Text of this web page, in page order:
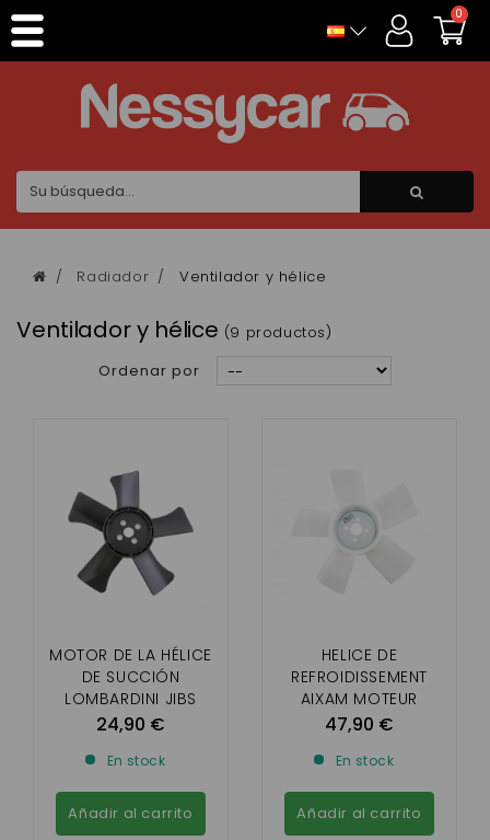
0
Radiador Ventilador y hélice
Ventilador y hélice (9 productos)
Ordenar por
MOTOR DE LA HÉLICE
DE SUCCIÓN
LOMBARDINI JIBS
24,90 €
En stock
Añadir al carrito
HELICE DE
REFROIDISSEMENT
AIXAM MOTEUR
KUBOTA Z402 / Z482
47,90 €
En stock
Añadir al carrito
Panel de gestión de cookies